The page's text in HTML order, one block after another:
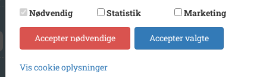
Nødvendig
Statistik Marketing
Accepter nødvendige Accepter valgte
Vis cookie oplysninger